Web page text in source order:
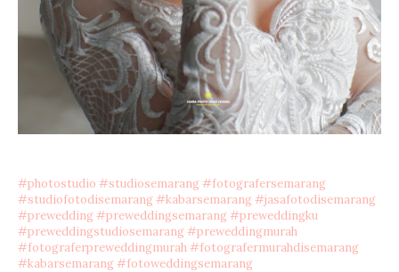
#photostudio #studiosemarang#fotografersemarang
#studiofotodisemarang#kabarsemarang#jasafotodisemarang
#prewedding#preweddingsemarang#preweddingku
#preweddingstudiosemarang#preweddingmurah
#fotograferpreweddingmurah#fotografermurahdisemarang
#kabarsemarang#fotoweddingsemarang